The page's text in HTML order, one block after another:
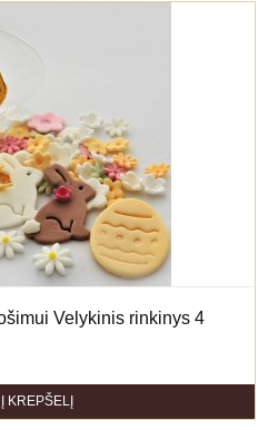
Velykinis rinkinys 4
Į KREPŠELĮ